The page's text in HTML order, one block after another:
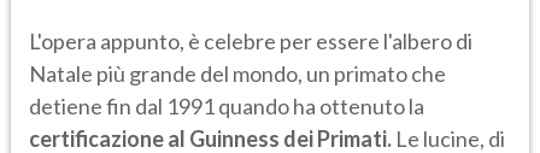
L'opera appunto, è celebre per essere l'albero di
Natale più grande del mondo, un primato che
detiene fin dal 1991 quando ha ottenuto la
certificazione al Guinness dei Primati. Le lucine, di